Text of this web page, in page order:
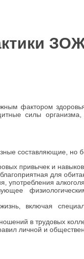
фактором
силы
составляющие, но
привычек и
для
употребления
включая
в трудовых
личной и